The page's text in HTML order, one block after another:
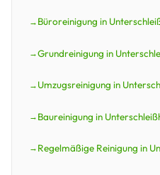
Büroreinigung in
Grundreinigung in
Umzugsreinigung in
Baureinigung in
Regelmäßige Reinigung in